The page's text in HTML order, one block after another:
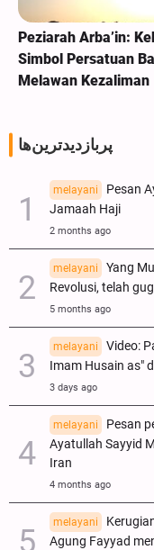
Peziarah Arba’in:
Simbol Persatuan
Melawan Kezaliman
پربازدیدترین‌ها
melayani
Pesan
Jamaah Haji
2 months ago
melayani
Yang
Revolusi, telah
5 months ago
melayani
Video:
Imam Husain as"
3 days ago
melayani
Pesan
Ayatullah Sayyid
Iran
4 months ago
melayani
Agung Fayyad